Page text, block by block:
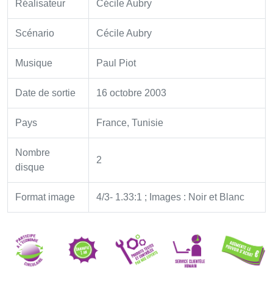
Réalisateur Cécile Aubry
Scénario Cécile Aubry
Musique Paul Piot
Date de sortie 16 octobre 2003
Pays France, Tunisie
Nombre
disque
2
Format image 4/3- 1.33:1 ; Images : Noir et Blanc